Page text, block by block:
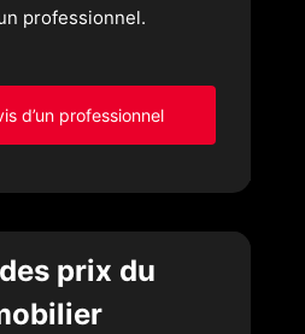
professionnel.
d’un professionnel
prix du